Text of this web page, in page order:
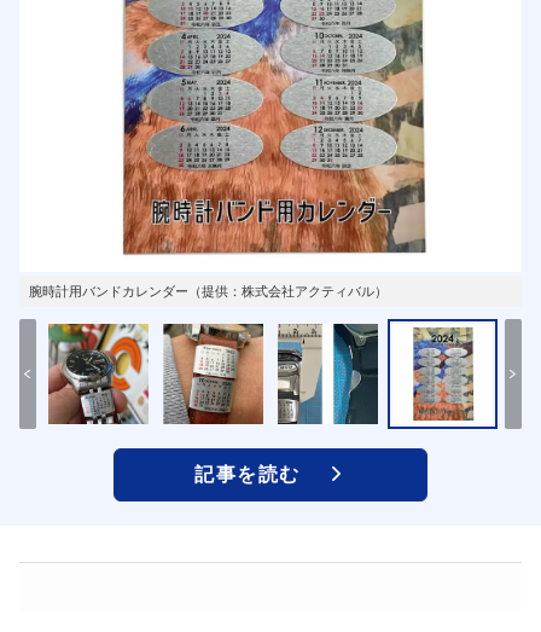
腕時計用バンドカレンダー（提供：株式会社アクティバル）
記事を読む